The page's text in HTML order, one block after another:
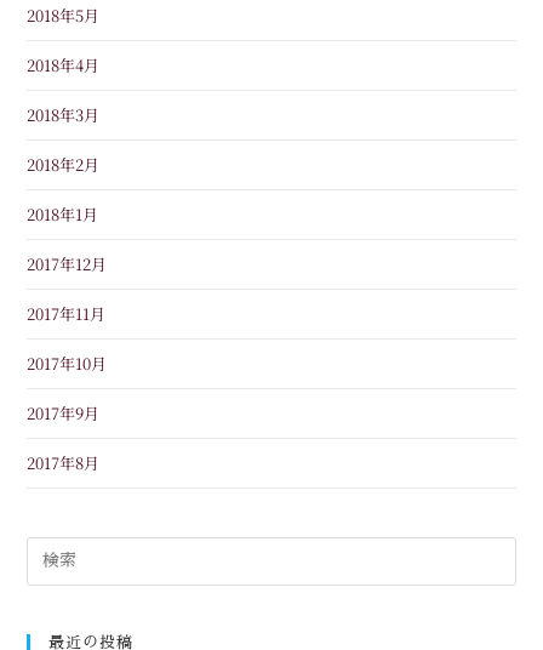
2018年5月
2018年4月
2018年3月
2018年2月
2018年1月
2017年12月
2017年11月
2017年10月
2017年9月
2017年8月
最近の投稿